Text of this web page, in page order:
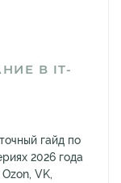
В IT-
гайд по
2026 года
VK,